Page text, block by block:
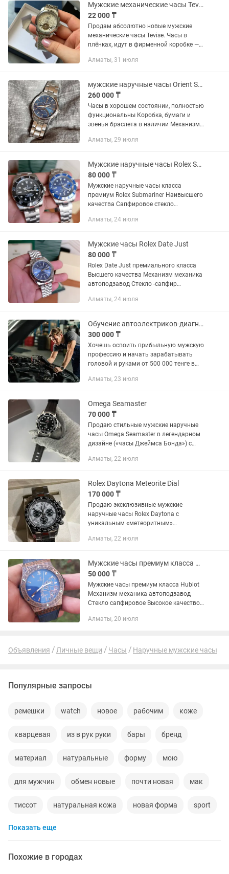
Мужские механические часы Tevise (автоподзавод, Open Heart) Новые
22 000 ₸
Продам абсолютно новые мужские
механические часы Tevise. Часы в
плёнках, идут в фирменной коробке —
на подарок. Особенности и
Алматы, 31 июля
мужские наручные часы Orient Star Retrograde WZ0051DE
260 000 ₸
Часы в хорошем состоянии, полностью
функциональны Коробка, бумаги и
звенья браслета в наличии Механизм:
завод, стоп-секунда Усложнения: запас
Алматы, 29 июля
Мужские наручные часы Rolex Submariner Blue
80 000 ₸
Мужские наручные часы класса
премиум Rolex Submariner Наивысшего
качества Сапфировое стекло
Детализация 1:1 Приезжайте смотрите
Алматы, 24 июля
Мужские часы Rolex Date Just
80 000 ₸
Rolex Date Just премиального класса
Высшего качества Механизм механика
автоподзавод Стекло -сапфир
по супер низким ценам Приезжайте
Алматы, 24 июля
Обучение автоэлектриков-диагностов. Практика 100%
300 000 ₸
Хочешь освоить прибыльную мужскую
профессию и начать зарабатывать
головой и руками от 500 000 тенге в
практикующий автоэлектрик-диагност
Алматы, 23 июля
Omega Seamaster
70 000 ₸
Продаю стильные мужские наручные
часы Omega Seamaster в легендарном
дизайне («часы Джеймса Бонда») с
Абсолютно новые, в защитных
Алматы, 22 июля
Rolex Daytona Meteorite Dial
170 000 ₸
Продаю эксклюзивные мужские
наручные часы Rolex Daytona с
уникальным «метеоритным»
классическом стальном браслете
защитных...
Алматы, 22 июля
Мужские часы премиум класса Hublot
50 000 ₸
Мужские часы премиум класса Hublot
Механизм механика автоподзавод
Стекло сапфировое Высокое качество
приезжайте смотрите не пожалеете
Алматы, 20 июля
Объявления Личные вещи Часы Наручные мужские часы
Популярные запросы
ремешки watch новое рабочим коже
кварцевая из в рук руки бары бренд
материал натуральные форму мою
для мужчин обмен новые почти новая мак
тиссот натуральная кожа новая форма sport
1000тг беру
Показать еще
Похожие в городах